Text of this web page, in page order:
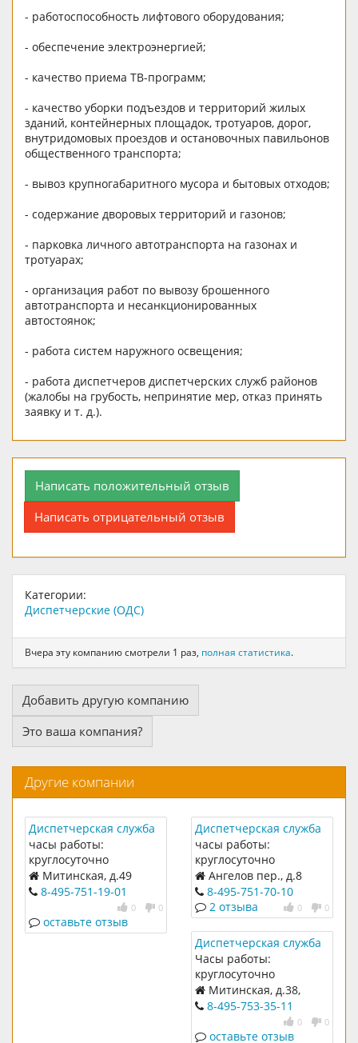
- работоспособность лифтового оборудования;
- обеспечение электроэнергией;
- качество приема ТВ-программ;
- качество уборки подъездов и территорий жилых
зданий, контейнерных площадок, тротуаров, дорог,
внутридомовых проездов и остановочных павильонов
общественного транспорта;
- вывоз крупногабаритного мусора и бытовых отходов;
- содержание дворовых территорий и газонов;
- парковка личного автотранспорта на газонах и
тротуарах;
- организация работ по вывозу брошенного
автотранспорта и несанкционированных
автостоянок;
- работа систем наружного освещения;
- работа диспетчеров диспетчерских служб районов
(жалобы на грубость, непринятие мер, отказ принять
заявку и т. д.).
Написать положительный отзыв
Написать отрицательный отзыв
Категории:
Диспетчерские (ОДС)
Вчера эту компанию смотрели 1 раз, полная статистика.
Добавить другую компанию
Это ваша компания?
Другие компании
Диспетчерская служба
№540
часы работы:
круглосуточно
Митинская, д.49
8-495-751-19-01
0 0
оставьте отзыв
Диспетчерская служба
№16
часы работы:
круглосуточно
Ангелов пер., д.8
8-495-751-70-10
0 0
2 отзыва
Диспетчерская служба
№537
Часы работы:
круглосуточно
Митинская, д.38,
корп.1
8-495-753-35-11
0 0
оставьте отзыв